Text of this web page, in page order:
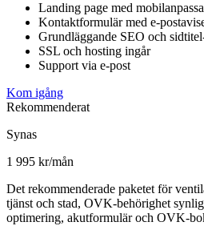
Landing page med
Kontaktformulär med e-
Grundläggande SEO och
SSL och hosting ingår
Support via e-post
Kom igång
Rekommenderat
Synas
1 995 kr/mån
Det rekommenderade paketet för
tjänst och stad, OVK-behörighet
optimering, akutformulär och OVK-